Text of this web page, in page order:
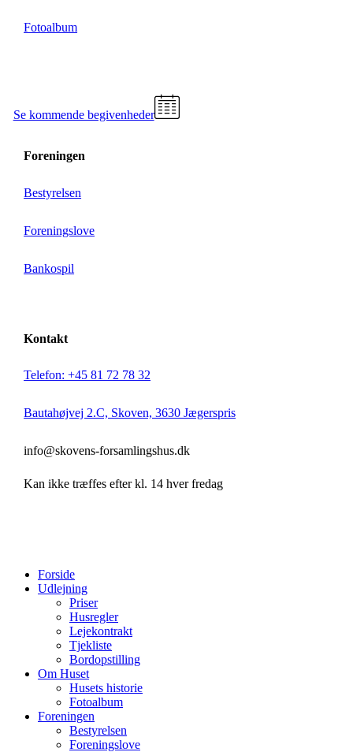
Fotoalbum
Se kommende begivenheder
Foreningen
Bestyrelsen
Foreningslove
Bankospil
Kontakt
Telefon: +45 81 72 78 32
Bautahøjvej 2.C, Skoven, 3630 Jægerspris
info@skovens-forsamlingshus.dk
Kan ikke træffes efter kl. 14 hver fredag
Forside
Udlejning
Priser
Husregler
Lejekontrakt
Tjekliste
Bordopstilling
Om Huset
Husets historie
Fotoalbum
Foreningen
Bestyrelsen
Foreningslove